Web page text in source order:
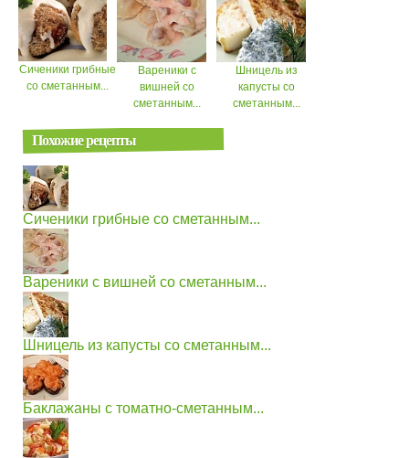
Сиченики грибные
со сметанным...
Вареники с
вишней со
сметанным...
Шницель из
капусты со
сметанным...
Похожие рецепты
Сиченики грибные со сметанным...
Вареники с вишней со сметанным...
Шницель из капусты со сметанным...
Баклажаны с томатно-сметанным...